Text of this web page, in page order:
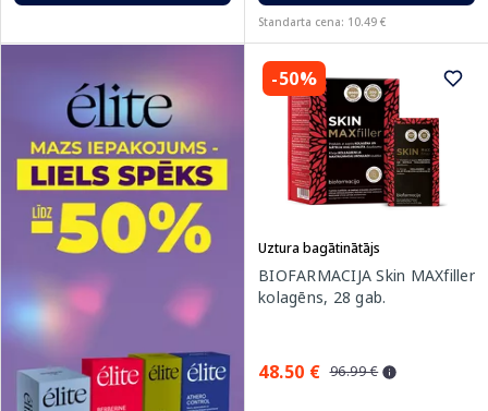
Standarta cena: 10.49 €
-50%
Uztura bagātinātājs
BIOFARMACIJA Skin MAXfiller
kolagēns, 28 gab.
48.50 € 96.99 €